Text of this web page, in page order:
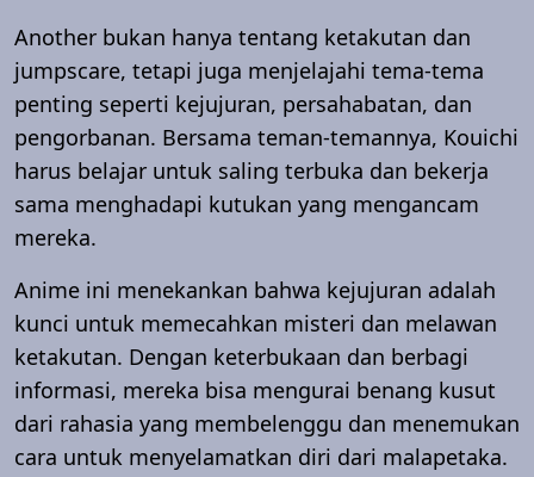
Another bukan hanya tentang ketakutan dan
jumpscare, tetapi juga menjelajahi tema-tema
penting seperti kejujuran, persahabatan, dan
pengorbanan. Bersama teman-temannya, Kouichi
harus belajar untuk saling terbuka dan bekerja
sama menghadapi kutukan yang mengancam
mereka.
Anime ini menekankan bahwa kejujuran adalah
kunci untuk memecahkan misteri dan melawan
ketakutan. Dengan keterbukaan dan berbagi
informasi, mereka bisa mengurai benang kusut
dari rahasia yang membelenggu dan menemukan
cara untuk menyelamatkan diri dari malapetaka.